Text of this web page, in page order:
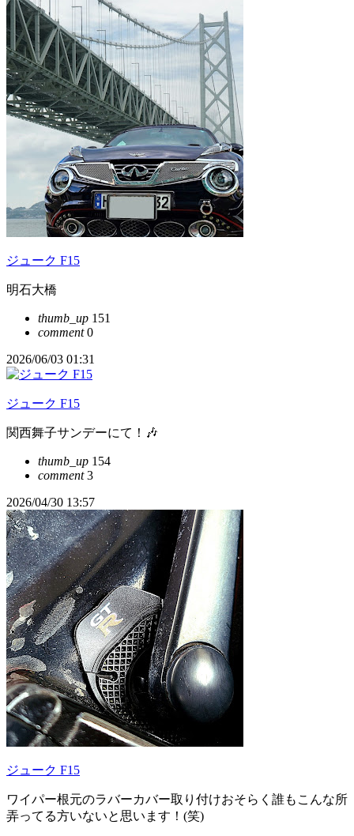
ジューク F15
明石大橋
thumb_up 151
comment0
2026/06/03 01:31
ジューク F15
関西舞子サンデーにて！🎶
thumb_up 154
comment3
2026/04/30 13:57
ジューク F15
ワイパー根元のラバーカバー取り付けおそらく誰もこんな所
弄ってる方いないと思います！(笑)